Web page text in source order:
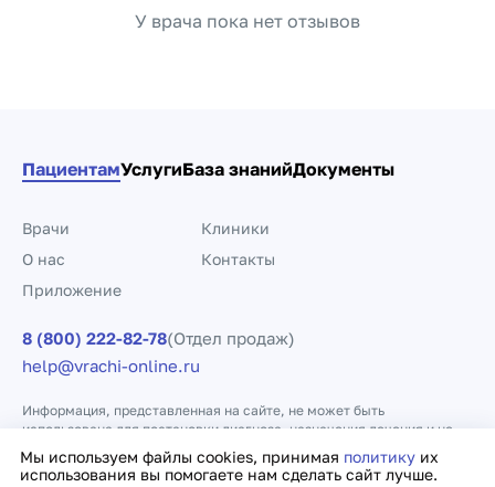
У врача пока нет отзывов
Мы используем файлы cookies, принимая политику их
использования вы помогаете нам сделать сайт лучше.
ПациентамУслугиБаза знанийДокументы
Врачи
Клиники
О нас
Контакты
Приложение
8 (800) 222-82-78(Отдел продаж)
help@vrachi-online.ru
Информация, представленная на сайте, не может быть
использована для постановки диагноза, назначения лечения и не
заменяет прием врача.